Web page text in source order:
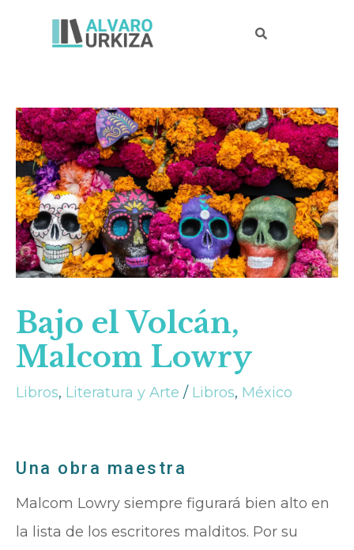
Bajo el Volcán,
Malcom Lowry
Libros, Literatura y Arte / Libros, México
Una obra maestra
Malcom Lowry siempre figurará bien alto en
la lista de los escritores malditos. Por su
de
entradas